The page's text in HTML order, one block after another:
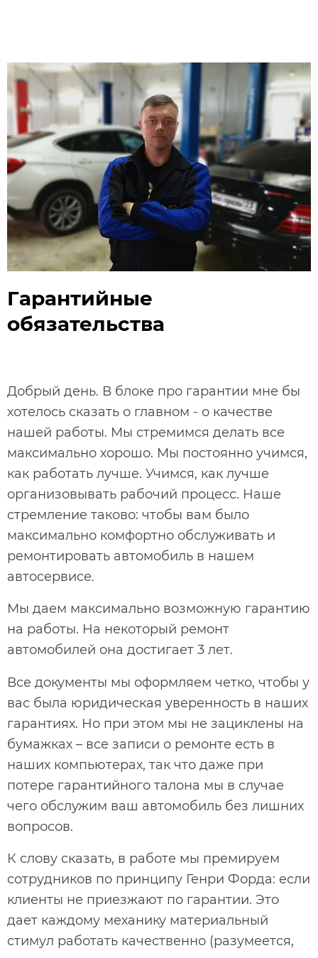
Гарантийные
обязательства
Добрый день. В блоке про гарантии мне бы
хотелось сказать о главном - о качестве
нашей работы. Мы стремимся делать все
максимально хорошо. Мы постоянно учимся,
как работать лучше. Учимся, как лучше
организовывать рабочий процесс. Наше
стремление таково: чтобы вам было
максимально комфортно обслуживать и
ремонтировать автомобиль в нашем
автосервисе.
Мы даем максимально возможную гарантию
на работы. На некоторый ремонт
автомобилей она достигает 3 лет.
Все документы мы оформляем четко, чтобы у
вас была юридическая уверенность в наших
гарантиях. Но при этом мы не зациклены на
бумажках – все записи о ремонте есть в
наших компьютерах, так что даже при
потере гарантийного талона мы в случае
чего обслужим ваш автомобиль без лишних
вопросов.
К слову сказать, в работе мы премируем
сотрудников по принципу Генри Форда: если
клиенты не приезжают по гарантии. Это
дает каждому механику материальный
стимул работать качественно (разумеется,